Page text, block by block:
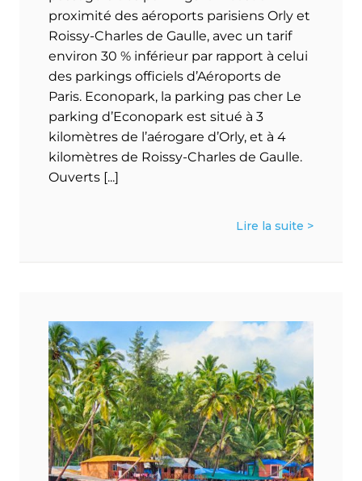
proximité des aéroports parisiens Orly et
Roissy-Charles de Gaulle, avec un tarif
environ 30 % inférieur par rapport à celui
des parkings officiels d’Aéroports de
Paris. Econopark, la parking pas cher Le
parking d’Econopark est situé à 3
kilomètres de l’aérogare d’Orly, et à 4
kilomètres de Roissy-Charles de Gaulle.
Ouverts [...]
Lire la suite >